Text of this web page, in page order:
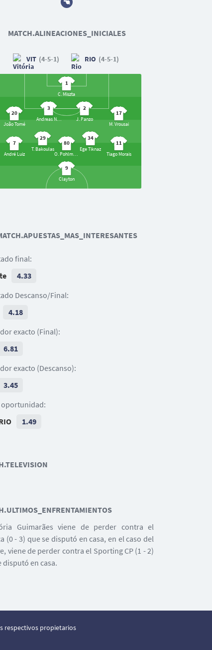
MATCH.ALINEACIONES_INICIALES
VIT (4-5-1) RIO (4-5-1)
1
C. Miszta
2
J. Panzo
3
Andreas Ntoi
17
M. Vrousai
20
João Tomé
34
Ege Tiknaz
29
T. Bakoulas
80
O. Pohlmann
11
Tiago Morais
7
André Luiz
9
Clayton
13
8 10
João Mendes
Gustavo Telmo Arcanjo
final:
4.33
Descanso/Final:
4.18
exacto (Final):
6.81
exacto (Descanso):
3.45
oportunidad:
1.49
Guimarães viene de perder contra el
(0 - 3) que se disputó en casa, en el caso del
viene de perder contra el Sporting CP (1 - 2)
disputó en casa.
respectivos propietarios